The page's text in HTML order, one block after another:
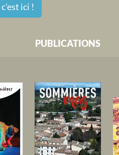
c'est ici !
PUBLICATIONS